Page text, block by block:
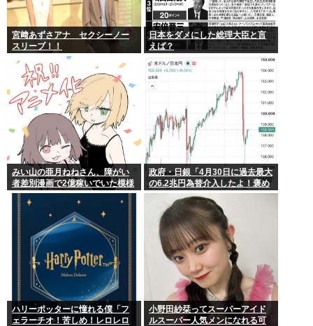
宮﨑あずさアナ セクシーノー
スリーブ！！
日本をダメにした総理大臣と言
えば？
みい山の亜月ねねさん、障がい
者差別漫画で2億稼いでいた模様
www
政府・日銀「4月30日に過去最大
の6.2兆円為替介入したよ！褒め
てよ！」
ハリーポッターに憧れる僕「フ
ェラーチオ！苦しめ！レロレロ
小野田紗栞ってスーパーアイド
ルスーパー人気メンになれる可